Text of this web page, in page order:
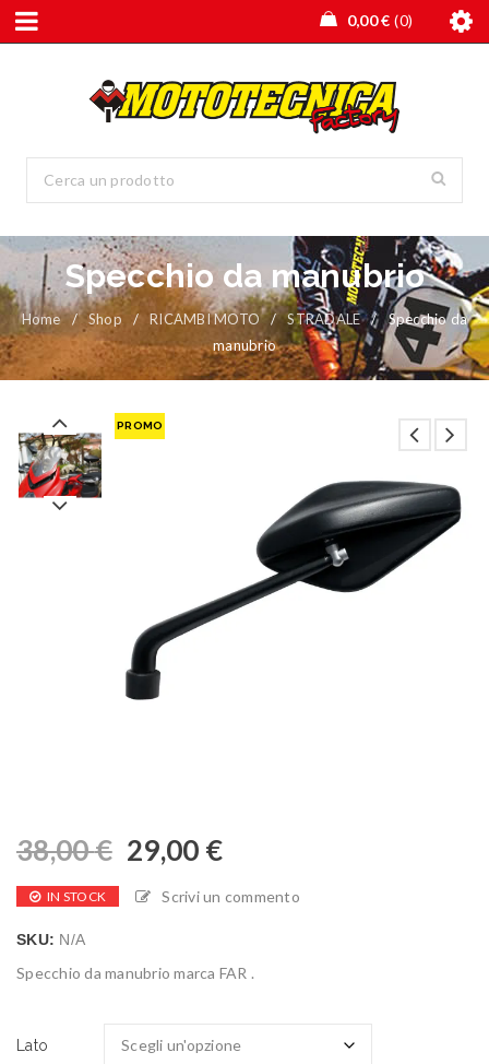
0,00€ 0
Specchio da manubrio
Home / Shop / RICAMBI MOTO / STRADALE /
Specchio da
manubrio
PROMO
38,00€ 29,00 €
IN STOCK Scrivi un commento
SKU: N/A
Specchio da manubrio marca FAR .
Lato